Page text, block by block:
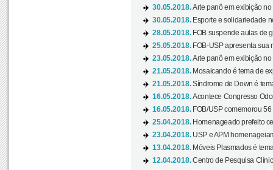
30.05.2018.Arte panô em exibição no
30.05.2018. Esporte e solidariedade
28.05.2018. FOB suspende aulas de
25.05.2018. FOB-USP apresenta sua
23.05.2018.Arte panô em exibição no
21.05.2018. Mosaicando é tema de
21.05.2018.Síndrome de Down é
16.05.2018.Acontece Congresso
16.05.2018. FOB/USP comemorou
25.04.2018. Homenageado prefeito
23.04.2018. USP e APM
13.04.2018. Móveis Plasmados é
12.04.2018.Centro de Pesquisa